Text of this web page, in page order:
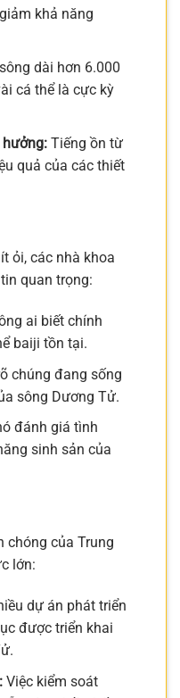
khả năng
dài hơn 6.000
cá thể là cực kỳ
Tiếng ồn từ
quả của các thiết
ỏi, các nhà khoa
quan trọng:
ai biết chính
baiji tồn tại.
chúng đang sống
sông Dương Tử.
đánh giá tình
sinh sản của
chóng của Trung
lớn:
dự án phát triển
được triển khai
Việc kiểm soát